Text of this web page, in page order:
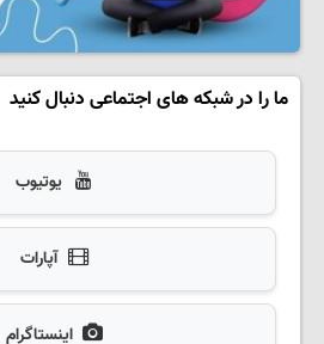
ما را در شبکه های اجتماعی دنبال کنید
یوتیوب
آپارات
اینستاگرام